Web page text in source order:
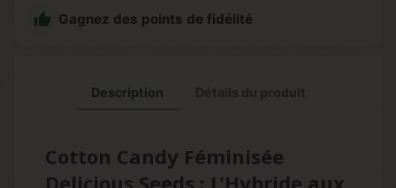
 Gagnez des points de fidélité
Description
Cotton Candy Féminisée
Delicious Seeds : L'Hybride aux